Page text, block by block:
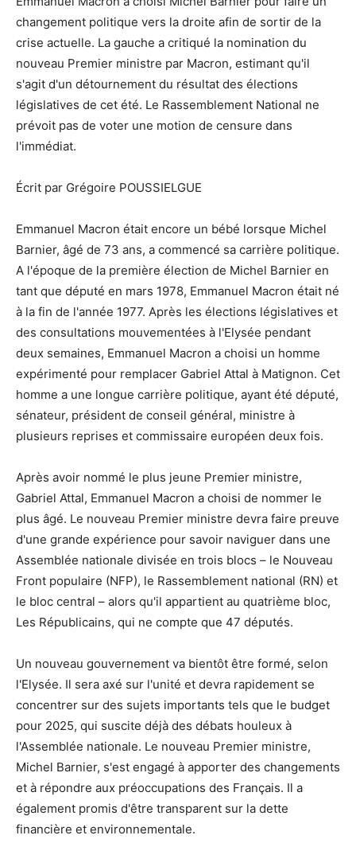
changement politique vers la droite afin de sortir de la
crise actuelle. La gauche a critiqué la nomination du
nouveau Premier ministre par Macron, estimant qu'il
s'agit d'un détournement du résultat des élections
législatives de cet été. Le Rassemblement National ne
prévoit pas de voter une motion de censure dans
l'immédiat.
Écrit par Grégoire POUSSIELGUE
Emmanuel Macron était encore un bébé lorsque Michel
Barnier, âgé de 73 ans, a commencé sa carrière politique.
A l'époque de la première élection de Michel Barnier en
tant que député en mars 1978, Emmanuel Macron était né
à la fin de l'année 1977. Après les élections législatives et
des consultations mouvementées à l'Elysée pendant
deux semaines, Emmanuel Macron a choisi un homme
expérimenté pour remplacer Gabriel Attal à Matignon. Cet
homme a une longue carrière politique, ayant été député,
sénateur, président de conseil général, ministre à
plusieurs reprises et commissaire européen deux fois.
Après avoir nommé le plus jeune Premier ministre,
Gabriel Attal, Emmanuel Macron a choisi de nommer le
plus âgé. Le nouveau Premier ministre devra faire preuve
d'une grande expérience pour savoir naviguer dans une
Assemblée nationale divisée en trois blocs – le Nouveau
Front populaire (NFP), le Rassemblement national (RN) et
le bloc central – alors qu'il appartient au quatrième bloc,
Les Républicains, qui ne compte que 47 députés.
Un nouveau gouvernement va bientôt être formé, selon
l'Elysée. Il sera axé sur l'unité et devra rapidement se
concentrer sur des sujets importants tels que le budget
pour 2025, qui suscite déjà des débats houleux à
l'Assemblée nationale. Le nouveau Premier ministre,
Michel Barnier, s'est engagé à apporter des changements
et à répondre aux préoccupations des Français. Il a
également promis d'être transparent sur la dette
financière et environnementale.